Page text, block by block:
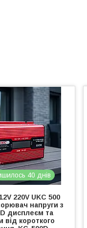
40 днів
220V UKC 500
напруги з
дисплеєм та
від короткого